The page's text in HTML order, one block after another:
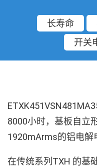
长寿命
开关
8000小时，基板自立
1920mArms的铝电解
在传统系列TXH 的基